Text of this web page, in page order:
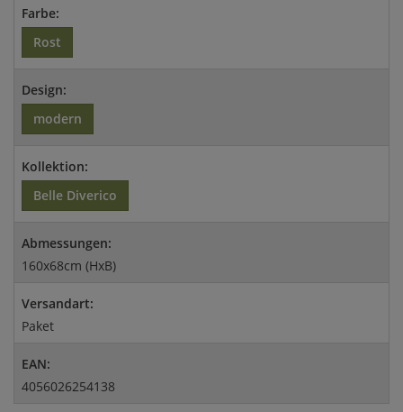
Farbe:
Rost
Design:
modern
Kollektion:
Belle Diverico
Abmessungen:
160x68cm (HxB)
Versandart:
Paket
EAN:
4056026254138